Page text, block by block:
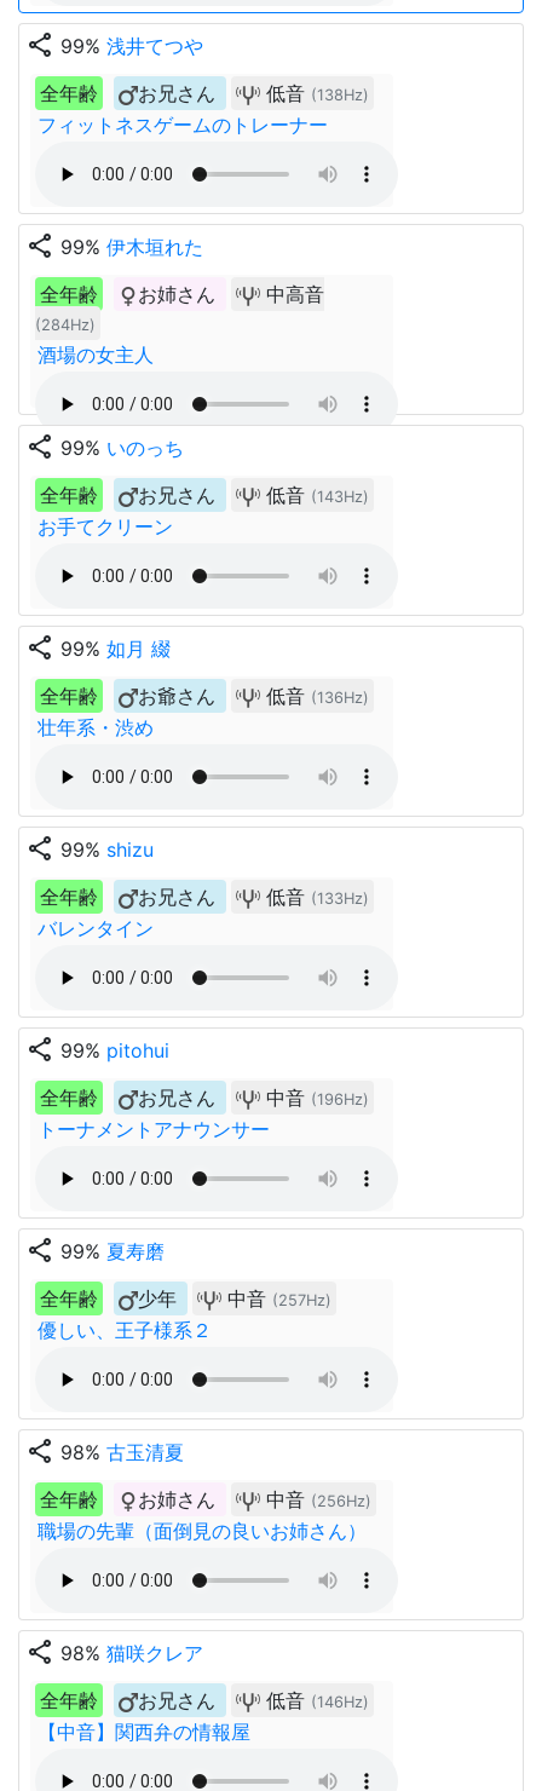
share 99% 浅井てつや
全年齢
お兄さん 低音 (138Hz)
フィットネスゲームのトレーナー
share 99% 伊木垣れた
全年齢
お姉さん 中高音
(284Hz)
酒場の女主人
share 99% いのっち
全年齢
お兄さん 低音 (143Hz)
お手てクリーン
share 99% 如月 綴
全年齢
お爺さん 低音 (136Hz)
壮年系・渋め
share 99% shizu
全年齢
お兄さん 低音 (133Hz)
バレンタイン
share 99% pitohui
全年齢
お兄さん 中音 (196Hz)
トーナメントアナウンサー
share 99% 夏寿磨
全年齢
少年 中音 (257Hz)
優しい、王子様系２
share 98% 古玉清夏
全年齢
お姉さん 中音 (256Hz)
職場の先輩（面倒見の良いお姉さん）
share 98% 猫咲クレア
全年齢
お兄さん 低音 (146Hz)
【中音】関西弁の情報屋